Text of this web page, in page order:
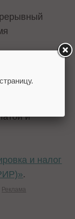
и
и налог
.
Реклама